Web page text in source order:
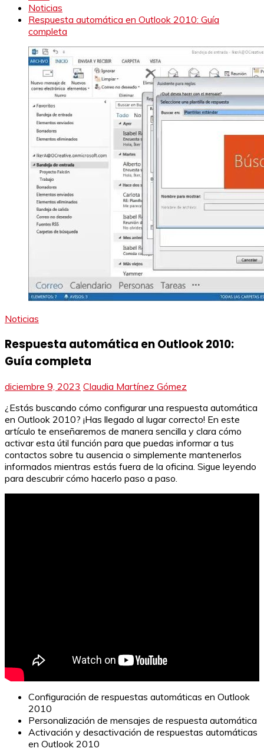
Noticias
Respuesta automática en Outlook 2010: Guía
completa
Noticias
Respuesta automática en Outlook 2010:
Guía completa
diciembre 9, 2023 Claudia Martínez Gómez
¿Estás buscando cómo configurar una respuesta automática
en Outlook 2010? ¡Has llegado al lugar correcto! En este
artículo te enseñaremos de manera sencilla y clara cómo
activar esta útil función para que puedas informar a tus
contactos sobre tu ausencia o simplemente mantenerlos
informados mientras estás fuera de la oficina. Sigue leyendo
para descubrir cómo hacerlo paso a paso.
Configuración de respuestas automáticas en Outlook
2010
Personalización de mensajes de respuesta automática
Activación y desactivación de respuestas automáticas
en Outlook 2010